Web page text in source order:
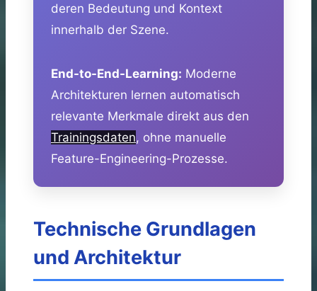
deren Bedeutung und Kontext
innerhalb der Szene.
End-to-End-Learning: Moderne
Architekturen lernen automatisch
relevante Merkmale direkt aus den
Trainingsdaten, ohne manuelle
Feature-Engineering-Prozesse.
Technische Grundlagen
und Architektur